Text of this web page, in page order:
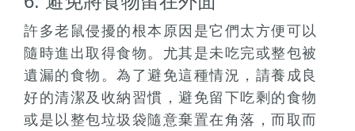
許多老鼠侵擾的根本原因是它們太方便可以
隨時進出取得食物。尤其是未吃完或整包被
遺漏的食物​​。為了避免這種情況，請養成良
好的清潔及收納習慣，避免留下吃剩的食物
或是以整包垃圾袋隨意棄置在角落，而取而